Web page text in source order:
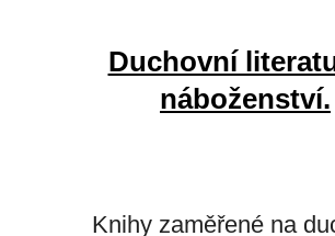
Duchovní
náboženství.
Knihy zaměřené na